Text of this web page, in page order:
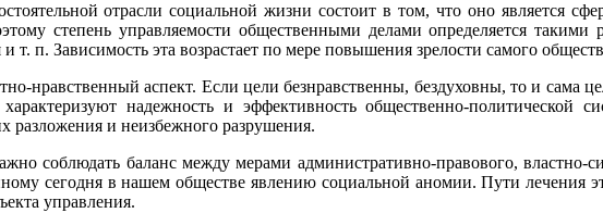
отрасли социальной жизни состоит в том, что оно является
степень управляемости общественными делами определяется такими
п. Зависимость эта возрастает по мере повышения зрелости самого
нравственный аспект. Если цели безнравственны, бездуховны, то и сама
характеризуют надежность и эффективность общественно-
разложения и неизбежного разрушения.
соблюдать баланс между мерами административно-правового, властно-
сегодня в нашем обществе явлению социальной аномии. Пути лечения
управления.